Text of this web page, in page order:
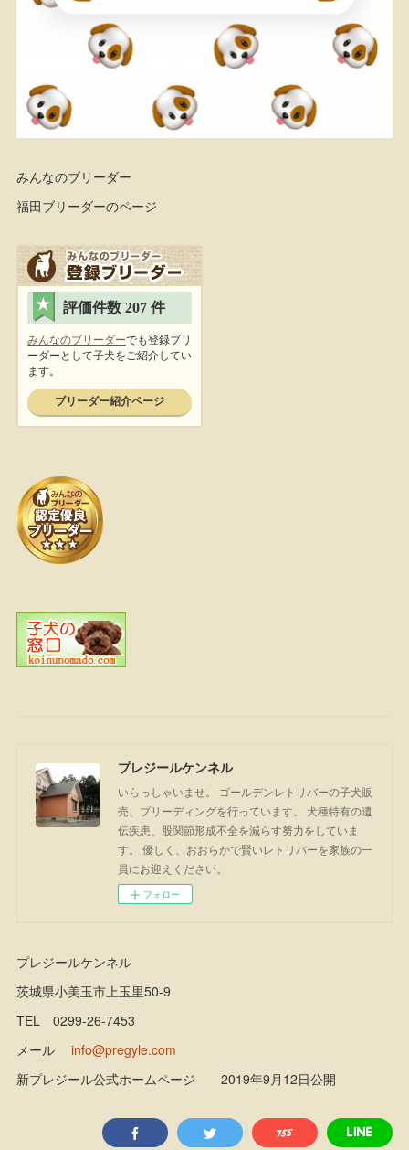
みんなのブリーダー
福田ブリーダーのページ
プレジールケンネル
いらっしゃいませ。 ゴールデンレトリバーの子犬販
売、ブリーディングを行っています。 犬種特有の遺
伝疾患、股関節形成不全を減らす努力をしていま
す。 優しく、おおらかで賢いレトリバーを家族の一
員にお迎えください。
フォロー
プレジールケンネル
茨城県小美玉市上玉里50-9
TEL 0299-26-7453
メールinfo@pregyle.com
新プレジール公式ホームページ 2019年9月12日公開